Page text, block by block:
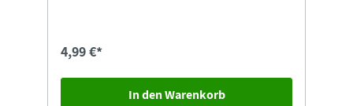
4,99 €*
In den Warenkorb